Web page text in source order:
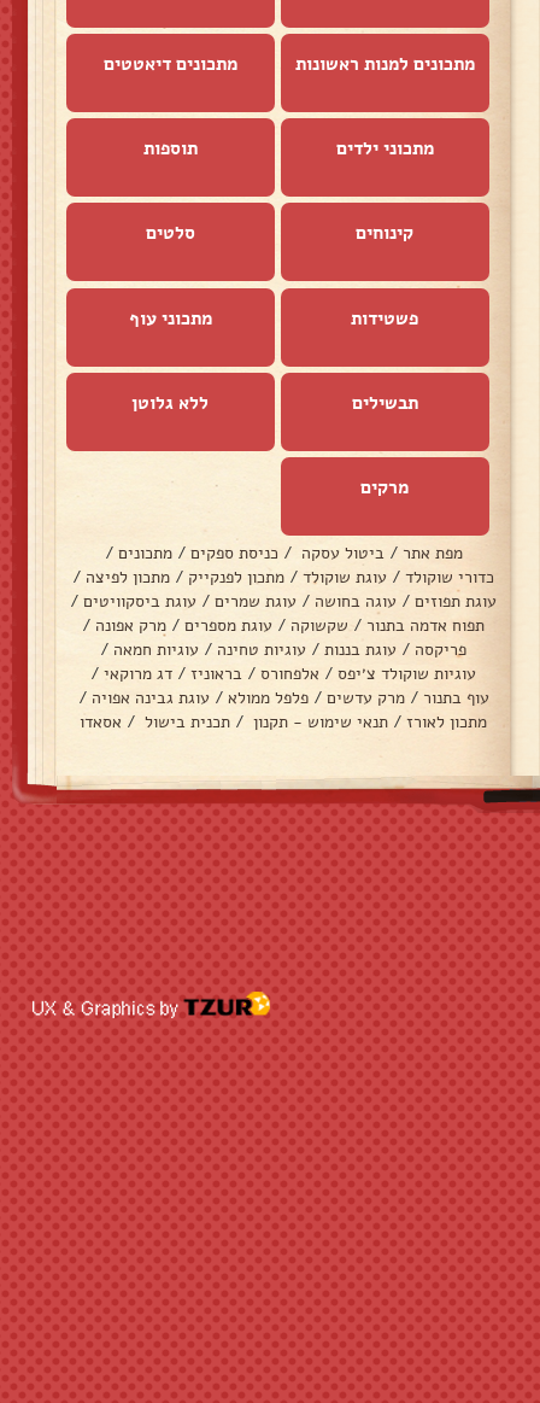
מתכונים למנות ראשונות מתכונים דיאטטים
מתכוני ילדים תוספות
קינוחים סלטים
פשטידות מתכוני עוף
תבשילים ללא גלוטן
מרקים
מפת אתר / ביטול עסקה / כניסת ספקים / מתכונים /
כדורי שוקולד / עוגת שוקולד / מתכון לפנקייק / מתכון לפיצה /
עוגת תפוזים / עוגה בחושה / עוגת שמרים / עוגת ביסקוויטים /
תפוח אדמה בתנור / שקשוקה / עוגת מספרים / מרק אפונה /
פריקסה / עוגת בננות / עוגיות טחינה / עוגיות חמאה /
עוגיות שוקולד צ׳יפס / אלפחורס / בראוניז / דג מרוקאי /
עוף בתנור / מרק עדשים / פלפל ממולא / עוגת גבינה אפויה /
מתכון לאורז / תנאי שימוש - תקנון / תכנית בישול / אסאדו